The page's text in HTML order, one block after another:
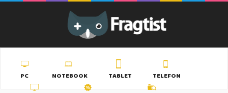
PC NOTEBOOK TABLET
TELEFON